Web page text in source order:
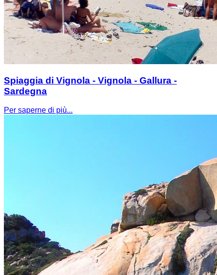
Spiaggia di Vignola - Vignola - Gallura -
Sardegna
Per saperne di più...